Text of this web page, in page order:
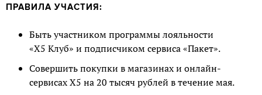
ПРАВИЛА УЧАСТИЯ:
Быть участником программы лояльности
«Х5 Клуб» и подписчиком сервиса «Пакет».
Совершить покупки в магазинах и онлайн-
сервисах Х5 на 20 тысяч рублей в течение мая.